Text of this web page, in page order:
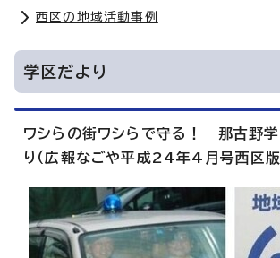
西区の地域活動事例
学区だより
ワシらの街ワシらで守る！ 那古野学
り（広報なごや平成24年4月号西区版